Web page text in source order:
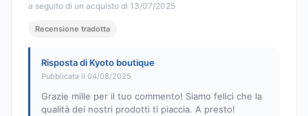
a seguito di un acquisto di 13/07/2025
Recensione tradotta
Risposta di Kyoto boutique
Pubblicata il 04/08/2025
Grazie mille per il tuo commento! Siamo felici che la
qualità dei nostri prodotti ti piaccia. A presto!